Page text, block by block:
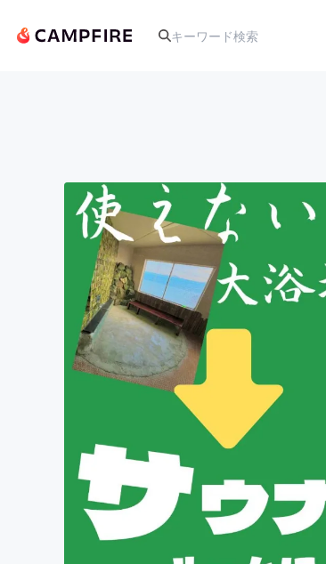
アート・写真
テクノロジー・ガジェット
映像・映画
ビジネス・起業
まちづくり・地域活性化